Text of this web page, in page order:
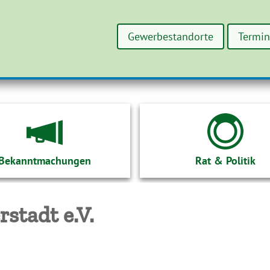
Gewerbestandorte
Rat & Politik
e.V.